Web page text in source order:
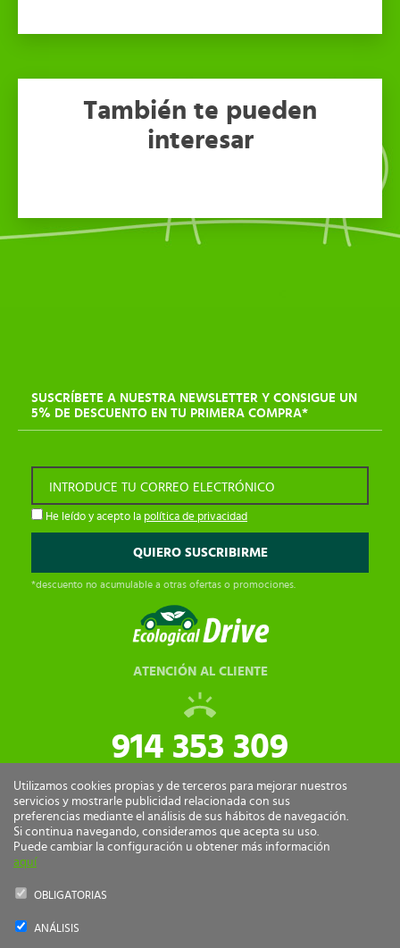
También te pueden
interesar
SUSCRÍBETE A NUESTRA NEWSLETTER Y CONSIGUE UN
5% DE DESCUENTO EN TU PRIMERA COMPRA*
INTRODUCE TU CORREO ELECTRÓNICO
He leído y acepto la política de privacidad
*descuento no acumulable a otras ofertas o promociones.
ATENCIÓN AL CLIENTE
914 353 309
tiendaonline@ecologicaldrive.com
Utilizamos cookies propias y de terceros para mejorar nuestros
servicios y mostrarle publicidad relacionada con sus
preferencias mediante el análisis de sus hábitos de navegación.
Si continua navegando, consideramos que acepta su uso.
Puede cambiar la configuración u obtener más información
aquí
OBLIGATORIAS
ANÁLISIS